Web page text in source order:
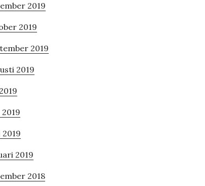
2019
2019
2019
2019
2019
2019
2018